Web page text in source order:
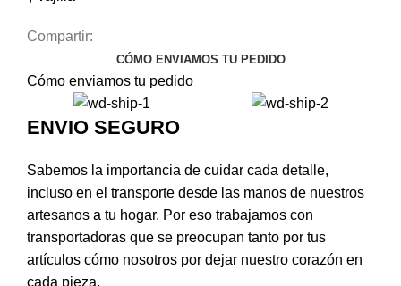
Compartir:
CÓMO ENVIAMOS TU PEDIDO
Cómo enviamos tu pedido
ENVIO SEGURO
Sabemos la importancia de cuidar cada detalle,
incluso en el transporte desde las manos de nuestros
artesanos a tu hogar. Por eso trabajamos con
transportadoras que se preocupan tanto por tus
artículos cómo nosotros por dejar nuestro corazón en
cada pieza.